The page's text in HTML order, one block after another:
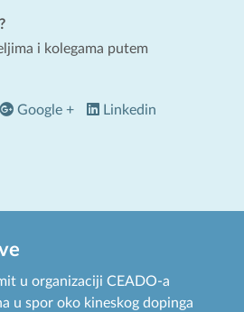
i kolegama putem
Google + Linkedin
u organizaciji CEADO-a
u spor oko kineskog dopinga